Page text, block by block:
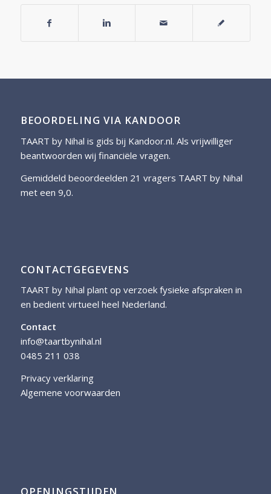
BEOORDELING VIA KANDOOR
TAART by Nihal is gids bij Kandoor.nl. Als vrijwilliger
beantwoorden wij financiële vragen.
Gemiddeld beoordeelden 21 vragers TAART by Nihal
met een 9,0.
CONTACTGEGEVENS
TAART by Nihal plant op verzoek fysieke afspraken in
en bedient virtueel heel Nederland.
Contact
info@taartbynihal.nl
0485 211 038
Privacy verklaring
Algemene voorwaarden